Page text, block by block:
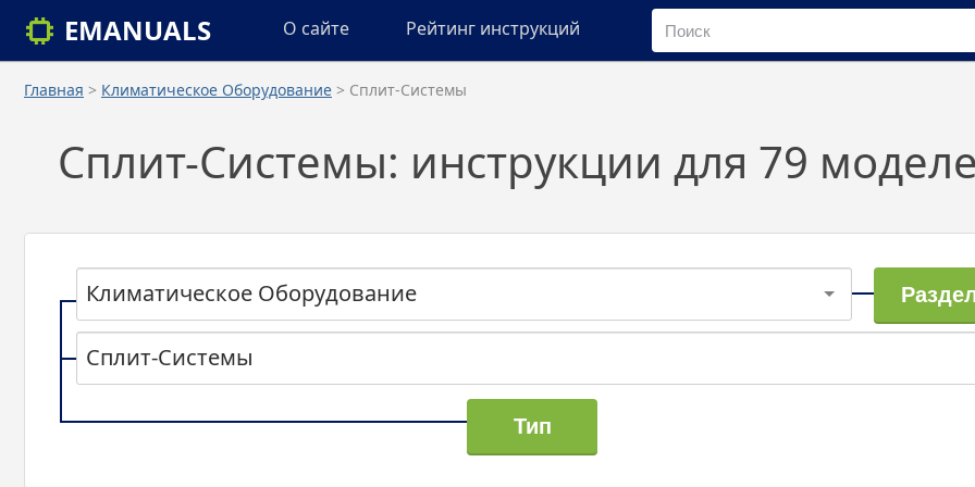
EMANUALS О сайте Рейтинг инструкций
Главная > Климатическое Оборудование > Сплит-Системы
Сплит-Системы: инструкции для 79
Климатическое Оборудование
Сплит-Системы